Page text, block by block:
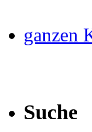
ganzen
Suche